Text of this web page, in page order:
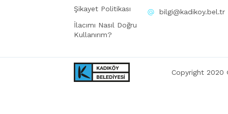
Şikayet Politikası
İlacımı Nasıl Doğru
Kullanırım?
bilgi@kadikoy.bel.tr
Copyright